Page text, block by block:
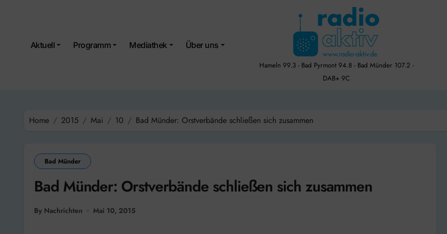
Aktuell Programm Mediathek Über uns
Hameln 99.3 - Bad Pyrmont 94.8 - Bad Münder 107.2 -
DAB+ 9C
Home 2015 Mai 10 Bad Münder: Orstverbände schließen sich zusammen
Bad Münder
Bad Münder: Orstverbände schließen sich zusammen
By Nachrichten Mai 10, 2015